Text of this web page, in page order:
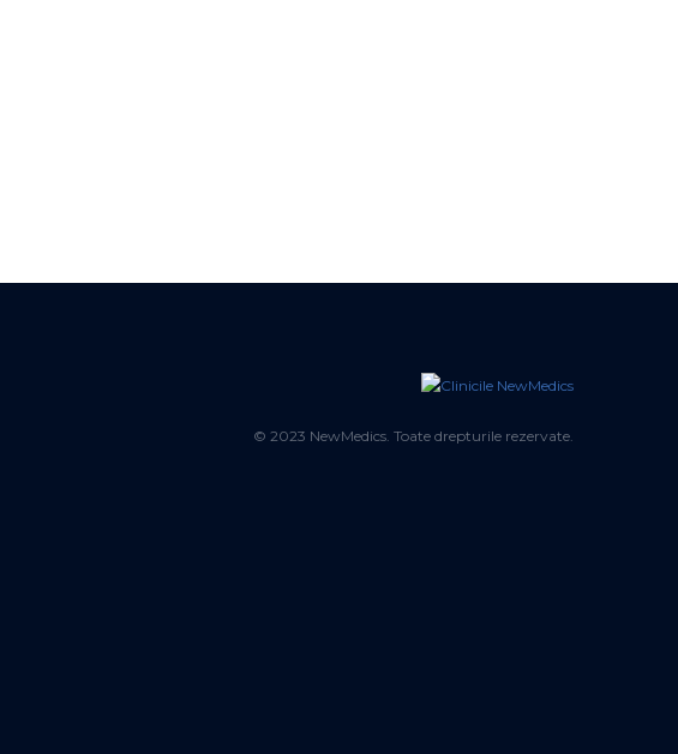
© 2023 NewMedics. Toate drepturile rezervate.